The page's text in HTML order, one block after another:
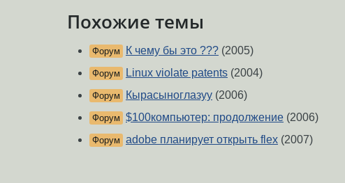
Похожие темы
Форум К чему бы это ??? (2005)
Форум Linux violate patents (2004)
Форум Кырасыноглазуу (2006)
Форум $100компьютер: продолжение (2006)
Форум adobe планирует открыть flex (2007)